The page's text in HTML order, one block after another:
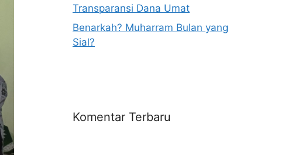
Transparansi Dana Umat
Benarkah? Muharram Bulan yang
Sial?
Komentar Terbaru